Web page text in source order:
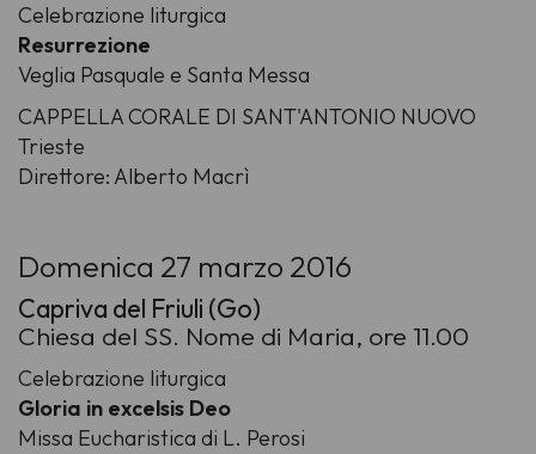
Celebrazione liturgica
Resurrezione
Veglia Pasquale e Santa Messa
CAPPELLA CORALE DI SANT'ANTONIO NUOVO
Trieste
Direttore: Alberto Macrì
Domenica 27 marzo 2016
Capriva del Friuli (Go)
Chiesa del SS. Nome di Maria, ore 11.00
Celebrazione liturgica
Gloria in excelsis Deo
Missa Eucharistica di L. Perosi